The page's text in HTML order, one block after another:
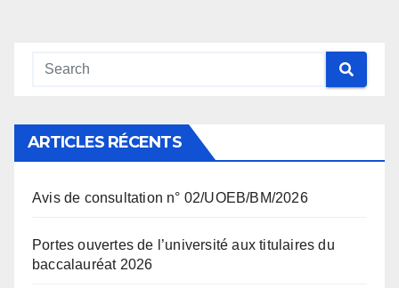
ARTICLES RÉCENTS
Avis de consultation n° 02/UOEB/BM/2026
Portes ouvertes de l’université aux titulaires du
baccalauréat 2026